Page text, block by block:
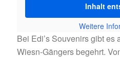
Inhalt
Weitere
Bei Edi’s Souvenirs gibt es
Wiesn-Gängers begehrt.